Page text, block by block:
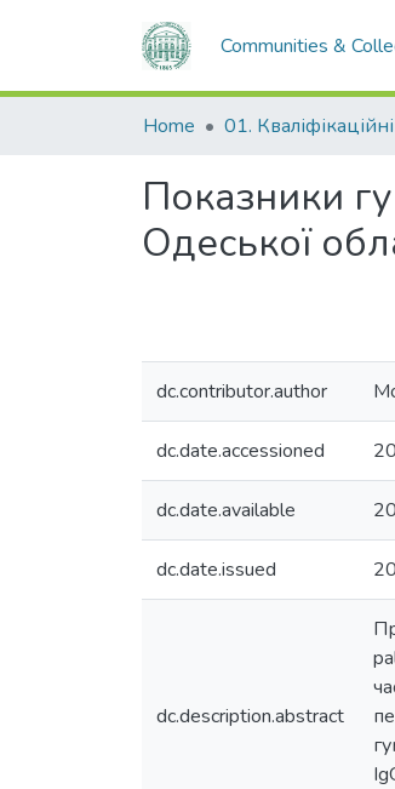
Communities &
Home
Показники
Одеської
dc.contributor.author
dc.date.accessioned
dc.date.available
dc.date.issued
dc.description.abstract